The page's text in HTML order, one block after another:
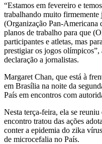
“Estamos em fevereiro e
trabalhando muito
(Organização Pan-Americana
planos de trabalho para que
participantes e atletas, mas
prestigiar os jogos
declaração a jornalistas.
Margaret Chan, que está à
em Brasília na noite da
País em encontros com
Nesta terça-feira, ela se
encontro tratou das ações
conter a epidemia do zika
de microcefalia no País.